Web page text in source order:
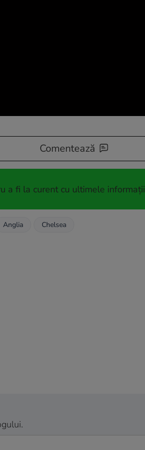
Comentează
a fi la curent cu ultimele informații
Anglia
Chelsea